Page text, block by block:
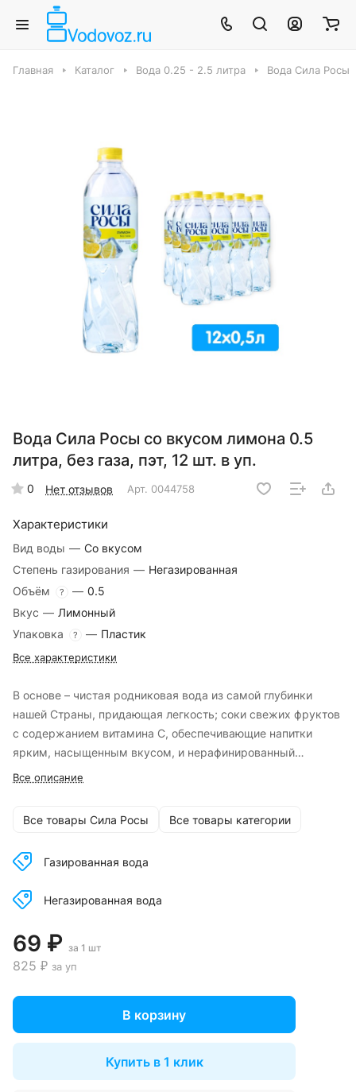
Главная Каталог Вода 0.25 - 2.5 литра Вода Сила Росы
Вода Сила Росы со вкусом лимона 0.5
литра, без газа, пэт, 12 шт. в уп.
0 Нет отзывов Арт. 0044758
Характеристики
Вид воды — Со вкусом
Степень газирования — Негазированная
Объём
? — 0.5
Вкус — Лимонный
Упаковка
? — Пластик
Все характеристики
В основе – чистая родниковая вода из самой глубинки
нашей Страны, придающая легкость; соки свежих фруктов
с содержанием витамина С, обеспечивающие напитки
ярким, насыщенным вкусом, и нерафинированный
тростниковый сахар, натуральный подсластитель, не
исключительно из отборных натуральных компонентов,
Каждая капля наполнена солнечным светом и заботой о
Все описание
Все товары Сила Росы Все товары категории
Газированная вода
Негазированная вода
69 ₽ за 1 шт
825 ₽ за уп
В корзину
Купить в 1 клик